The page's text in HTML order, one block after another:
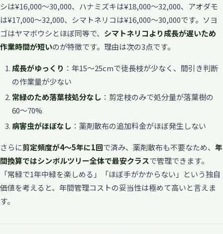
シは¥16,000〜30,000、ハナミズキは¥18,000〜32,000、アオダモ
は¥17,000〜32,000、シマトネリコは¥16,000〜30,000です。ソヨ
ゴはヤマボウシとほぼ同等で、 シマトネリコより成長が遅いため
作業時間が短いのが特徴です。理由は次の3点です。
成長がゆっくり ：年15〜25cmで徒長枝が少なく、間引き判断
の作業量が少ない
常緑のため落葉枝処分なし ：剪定枝のみで処分量が落葉樹の
60〜70%
病害虫がほぼなし ：薬剤散布の追加料金がほぼ発生しない
さらに剪定頻度が4〜5年に1回で済み、薬剤散布も不要なため、 年
間換算ではシンボルツリー全体で最安クラスで管理できます。
「常緑で1年中緑を楽しめる」「ほぼ手がかからない」という独自
価値を考えると、年間管理コストの妥当性は極めて高いと言えま
す。